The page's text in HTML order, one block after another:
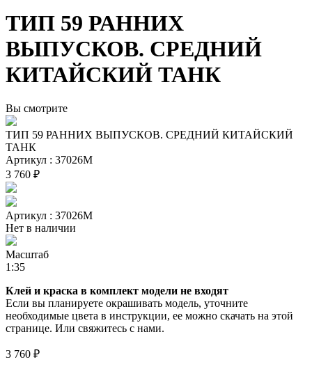
ТИП 59 РАННИХ
ВЫПУСКОВ. СРЕДНИЙ
КИТАЙСКИЙ ТАНК
Вы смотрите
ТИП 59 РАННИХ ВЫПУСКОВ. СРЕДНИЙ КИТАЙСКИЙ
ТАНК
Артикул : 37026М
3 760 ₽
Артикул : 37026М
Нет в наличии
Масштаб
1:35
Клей и краска в комплект модели не входят
Если вы планируете окрашивать модель, уточните
необходимые цвета в инструкции, ее можно скачать на этой
странице. Или свяжитесь с нами.
3 760 ₽